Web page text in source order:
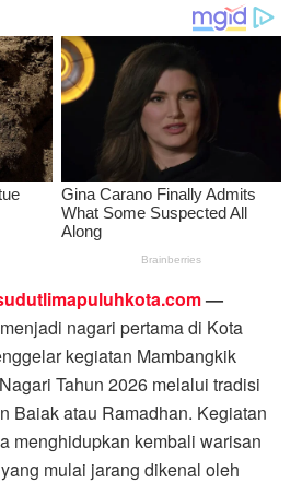
—
nagari pertama di Kota
kegiatan Mambangkik
Tahun 2026 melalui tradisi
Baiak atau Ramadhan. Kegiatan
menghidupkan kembali warisan
mulai jarang dikenal oleh